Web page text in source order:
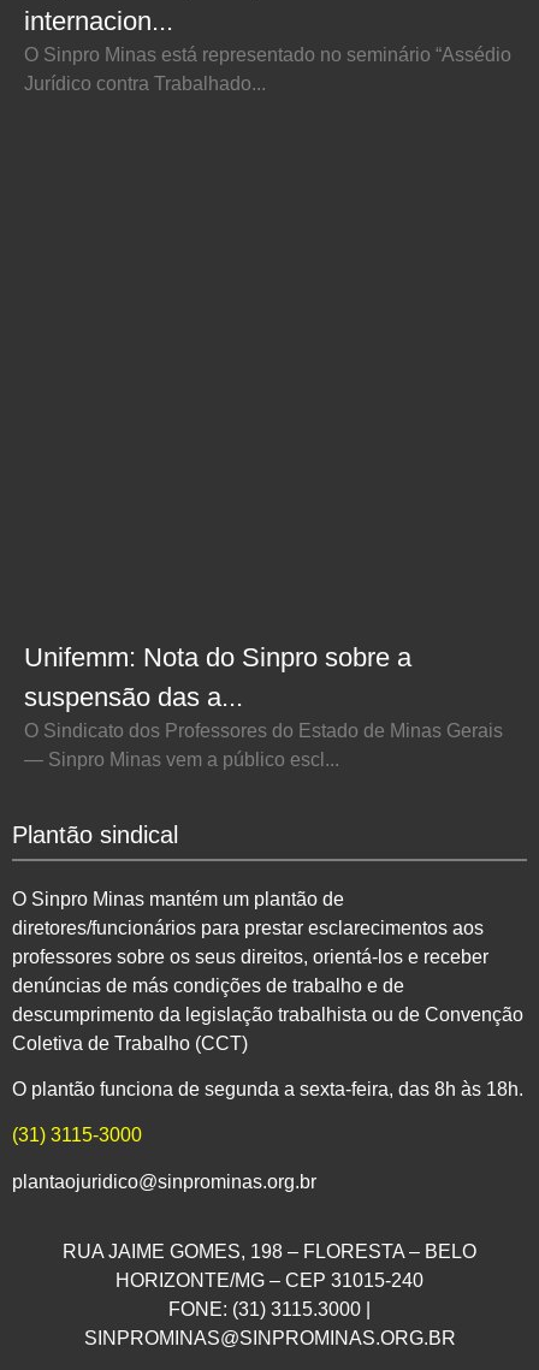
internacion...
O Sinpro Minas está representado no seminário “Assédio
Jurídico contra Trabalhado...
Unifemm: Nota do Sinpro sobre a
suspensão das a...
O Sindicato dos Professores do Estado de Minas Gerais
— Sinpro Minas vem a público escl...
Plantão sindical
O Sinpro Minas mantém um plantão de
diretores/funcionários para prestar esclarecimentos aos
professores sobre os seus direitos, orientá-los e receber
denúncias de más condições de trabalho e de
descumprimento da legislação trabalhista ou de Convenção
Coletiva de Trabalho (CCT)
O plantão funciona de segunda a sexta-feira, das 8h às 18h.
(31) 3115-3000
plantaojuridico@sinprominas.org.br
RUA JAIME GOMES, 198 – FLORESTA – BELO
HORIZONTE/MG – CEP 31015-240
FONE: (31) 3115.3000 |
SINPROMINAS@SINPROMINAS.ORG.BR